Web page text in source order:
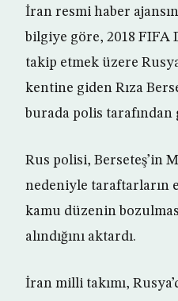
İran resmi haber
bilgiye göre, 2018 FIFA
takip etmek üzere
kentine giden Rıza
burada polis tarafından
Rus polisi, Berseteş’in
nedeniyle taraftarların
kamu düzenin
alındığını aktardı.
İran milli takımı,